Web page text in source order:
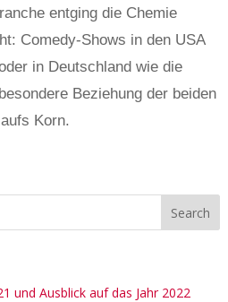
entging die Chemie
Comedy-Shows in den USA
in Deutschland wie die
Beziehung der beiden
Korn.
und Ausblick auf das Jahr 2022